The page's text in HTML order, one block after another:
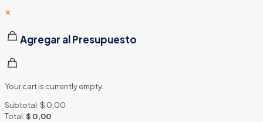
✕
Agregar al Presupuesto
Your cart is currently empty.
Subtotal:$ 0,00
Total:$ 0,00